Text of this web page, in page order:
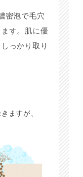
密泡で毛穴
す。肌に優
っかり取り
ますが、